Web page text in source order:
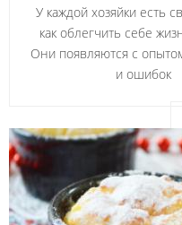
У каждой хозяйки есть
как облегчить себе
Они появляются с
и ошибок